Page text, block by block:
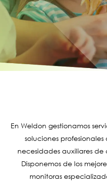
En Weldon gestionamos
soluciones
necesidades auxiliares
Disponemos de los
monitoras